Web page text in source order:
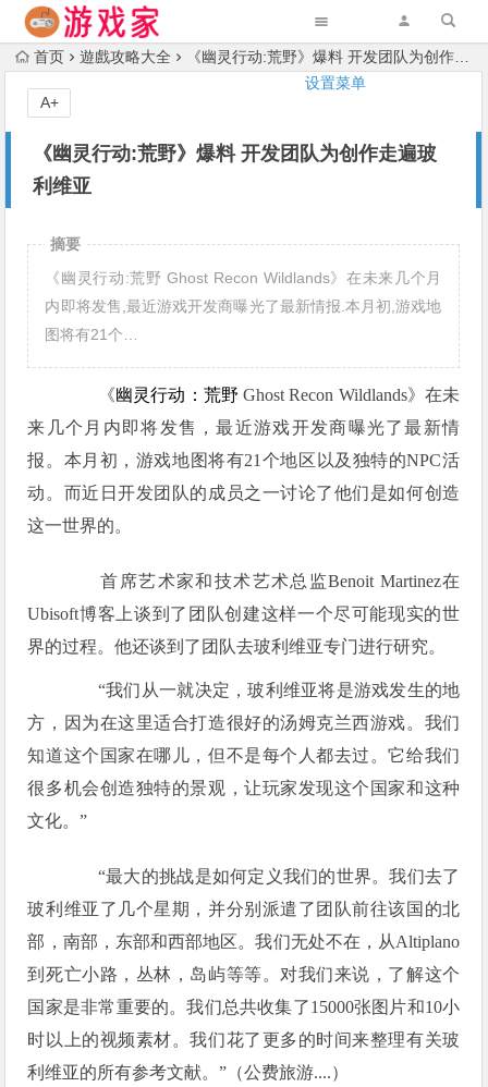
设置菜单
首页 遊戲攻略大全 《幽灵行动:荒野》爆料 开发团队为创作走遍玻利维亚
《幽灵行动:荒野》爆料 开发团队为创作走遍玻
利维亚
A+
摘要
《幽灵行动:荒野 Ghost Recon Wildlands》在未来几个月
内即将发售,最近游戏开发商曝光了最新情报.本月初,游戏地
图将有21个…
《幽灵行动：荒野 Ghost Recon Wildlands》在未
来几个月内即将发售，最近游戏开发商曝光了最新情
报。本月初，游戏地图将有21个地区以及独特的NPC活
动。而近日开发团队的成员之一讨论了他们是如何创造
这一世界的。
首席艺术家和技术艺术总监Benoit Martinez在
Ubisoft博客上谈到了团队创建这样一个尽可能现实的世
界的过程。他还谈到了团队去玻利维亚专门进行研究。
“我们从一就决定，玻利维亚将是游戏发生的地
方，因为在这里适合打造很好的汤姆克兰西游戏。我们
知道这个国家在哪儿，但不是每个人都去过。它给我们
很多机会创造独特的景观，让玩家发现这个国家和这种
文化。”
“最大的挑战是如何定义我们的世界。我们去了
玻利维亚了几个星期，并分别派遣了团队前往该国的北
部，南部，东部和西部地区。我们无处不在，从Altiplano
到死亡小路，丛林，岛屿等等。对我们来说，了解这个
国家是非常重要的。我们总共收集了15000张图片和10小
时以上的视频素材。我们花了更多的时间来整理有关玻
利维亚的所有参考文献。”（公费旅游....）